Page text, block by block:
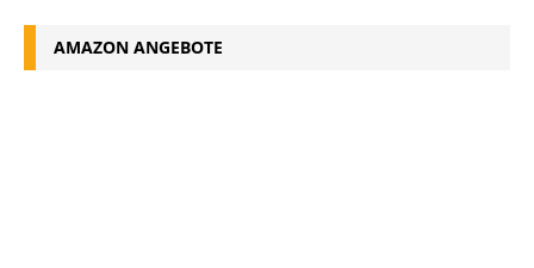
AMAZON ANGEBOTE